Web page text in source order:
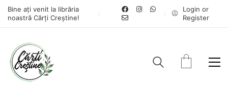
Bine ați venit la librăria
noastră Cărți Creștine!
Login or
Register